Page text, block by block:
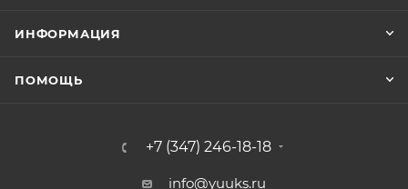
ИНФОРМАЦИЯ
ПОМОЩЬ
+7 (347) 246-18-18
info@yuuks.ru